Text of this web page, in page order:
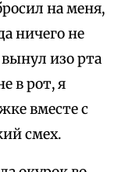
на меня,
ничего не
изо рта
в рот, я
вместе с
смех.